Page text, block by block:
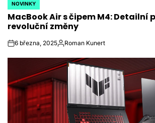
POSTED
IN
NOVINKY
MacBook Air s čipem M4: Detailní
revoluční změny
on6 března, 2025AutorRoman Kunert